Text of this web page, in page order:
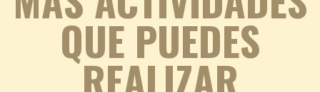
QUE PUEDES
REALIZAR